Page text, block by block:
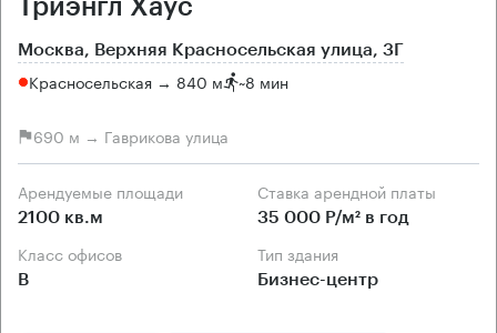
Триэнгл Хаус
Москва, Верхняя Красносельская улица, 3Г
Красносельская → 840 м ~8 мин
690 м → Гаврикова улица
Арендуемые площади
2100 кв.м
Ставка арендной платы
35 000 Р/м² в год
Класс офисов
B
Тип здания
Бизнес-центр